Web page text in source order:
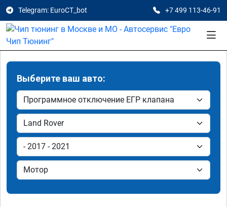
Telegram: EuroCT_bot +7 499 113-46-91
Выберите ваш авто: